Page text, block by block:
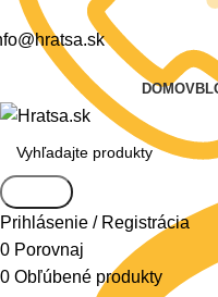
DOMOV
Prihlásenie / Registrácia
0 Porovnaj
0 Obľúbené produkty